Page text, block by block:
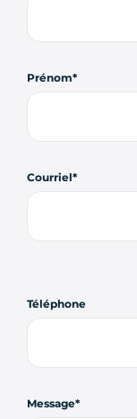
Prénom
Courriel
Téléphone
Message